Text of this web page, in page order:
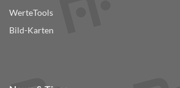
WerteTools
Bild-Karten